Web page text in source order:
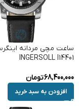
ساعت مچی مردانه
INGERSOLL I14401
68,400,000تومان
افزودن به سبد خرید